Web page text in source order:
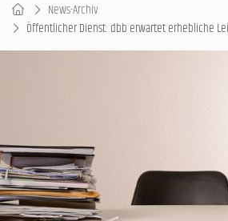
News-Archiv
Öffentlicher Dienst: dbb erwartet erhebliche